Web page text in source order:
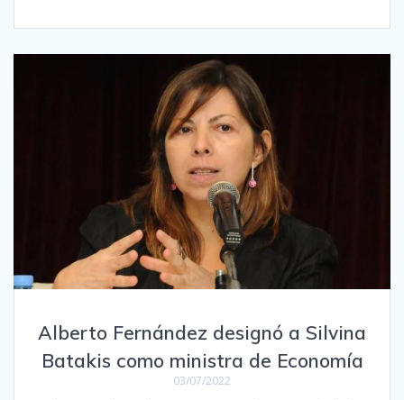
Alberto Fernández designó a Silvina
Batakis como ministra de Economía
03/07/2022